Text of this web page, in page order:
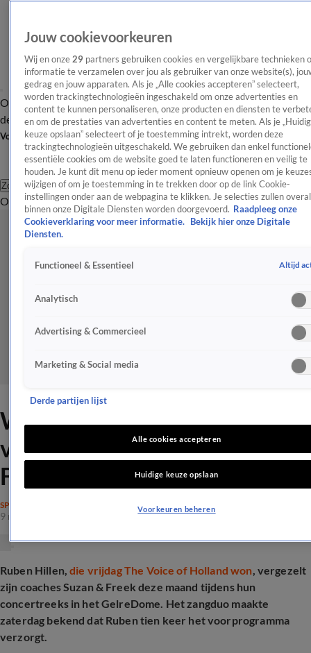
OverzichtAfleveringen Entertainment TV Algemeen
Tip
de redactieNieuwsbrief
Volg Shownieuws
Zoeken
OverzichtEntertainmentSpraakmakendRealityCrimeVideo's
Winnaar TVOH speelt
voorprogramma Suzan &
Freek in GelreDome
SPRAAKMAKEND
9 mei 2026, 12:53
Ruben Hillen,die vrijdag The Voice of Holland won, vergezelt
zijn coaches Suzan & Freek deze maand tijdens hun
concertreeks in het GelreDome. Het zangduo maakte
zaterdag bekend dat Ruben tien keer het voorprogramma
verzorgt.
Jouw cookievoorkeuren
Wij en onze 29 partners gebruiken cookies en vergelijkbare technieken
informatie te verzamelen over jou als gebruiker van onze website(s),
gedrag en jouw apparaten. Als je „Alle cookies accepteren” selecteert,
worden trackingtechnologieën ingeschakeld om onze advertenties en
content te kunnen personaliseren, onze producten en diensten te
en om de prestaties van advertenties en content te meten. Als je
keuze opslaan” selecteert of je toestemming intrekt, worden deze
trackingtechnologieën uitgeschakeld. We gebruiken dan enkel
essentiële cookies om de website goed te laten functioneren en veilig te
houden. Je kunt dit menu op ieder moment opnieuw openen om je
wijzigen of om je toestemming in te trekken door op de link Cookie-
instellingen onder aan de webpagina te klikken. Je selecties zullen overal
binnen onze Digitale Diensten worden doorgevoerd. Raadpleeg onze
Cookieverklaring voor meer informatie.
Bekijk hier onze Digitale
Diensten.
Functioneel & Essentieel Altijd
Analytisch
Advertising & Commercieel
Marketing & Social media
Derde partijen lijst
Alle cookies accepteren
Huidige keuze opslaan
Voorkeuren beheren